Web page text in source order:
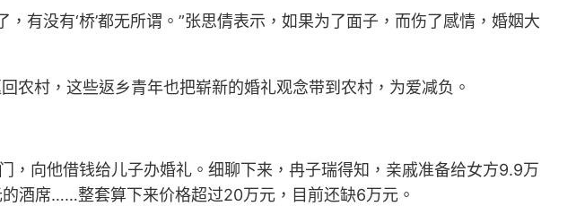
，有没有‘桥’都无所谓。”张思倩表示，如果为了面子，而伤了感情，婚姻大
农村，这些返乡青年也把崭新的婚礼观念带到农村，为爱减负。
，向他借钱给儿子办婚礼。细聊下来，冉子瑞得知，亲戚准备给女方9.9万
酒席……整套算下来价格超过20万元，目前还缺6万元。